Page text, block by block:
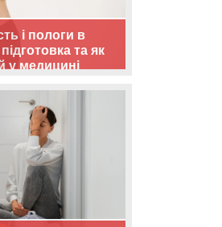
і пологи в
та як
у медицині